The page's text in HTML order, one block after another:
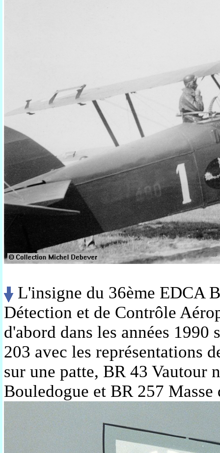
L'insigne du 36ème EDCA
Détection et de Contrôle
d'abord dans les années
203 avec les représentations
sur une patte, BR 43 Vautour
Bouledogue et BR 257